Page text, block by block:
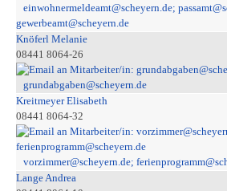
einwohnermeldeamt@scheyern.de;
gewerbeamt@scheyern.de
Knöferl Melanie
08441 8064-26
grundabgaben@scheyern.de
Kreitmeyer Elisabeth
08441 8064-32
vorzimmer@scheyern.de;
Lange Andrea